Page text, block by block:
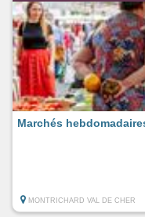
Marchés
MONTRICHARD VAL DE CHER